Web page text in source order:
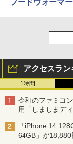
フードウォーマ
アクセスラン
1時間
令和のファミコ
用「しましまデ
「iPhone 14
64GB」が18,880